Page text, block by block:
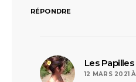
RÉPONDRE
Les
12 MARS 2021